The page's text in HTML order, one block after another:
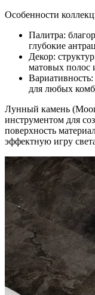
Особенности
Палитра:
глубокие
Декор:
матовых полос
для любых
Лунный камень
инструментом для
поверхность
эффектную игру